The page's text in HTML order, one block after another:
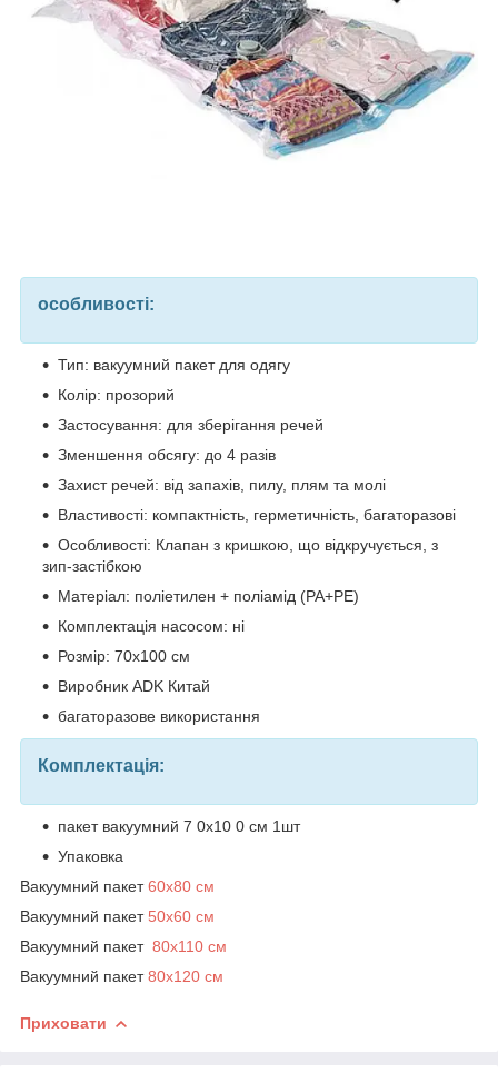
особливості:
Тип: вакуумний пакет для одягу
Колір: прозорий
Застосування: для зберігання речей
Зменшення обсягу: до 4 разів
Захист речей: від запахів, пилу, плям та молі
Властивості: компактність, герметичність, багаторазові
Особливості: Клапан з кришкою, що відкручується, з
зип-застібкою
Матеріал: поліетилен + поліамід (PA+PE)
Комплектація насосом: ні
Розмір: 70х100 см
Виробник ADK Китай
багаторазове використання
Комплектація:
пакет вакуумний 7 0х10 0 см 1шт
Упаковка
Вакуумний пакет60х80 см
Вакуумний пакет 50х60 см
Вакуумний пакет 80х110 см
Вакуумний пакет80х120 см
Приховати